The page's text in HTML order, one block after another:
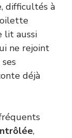
difficultés à
lit aussi
ne rejoint
déjà
,